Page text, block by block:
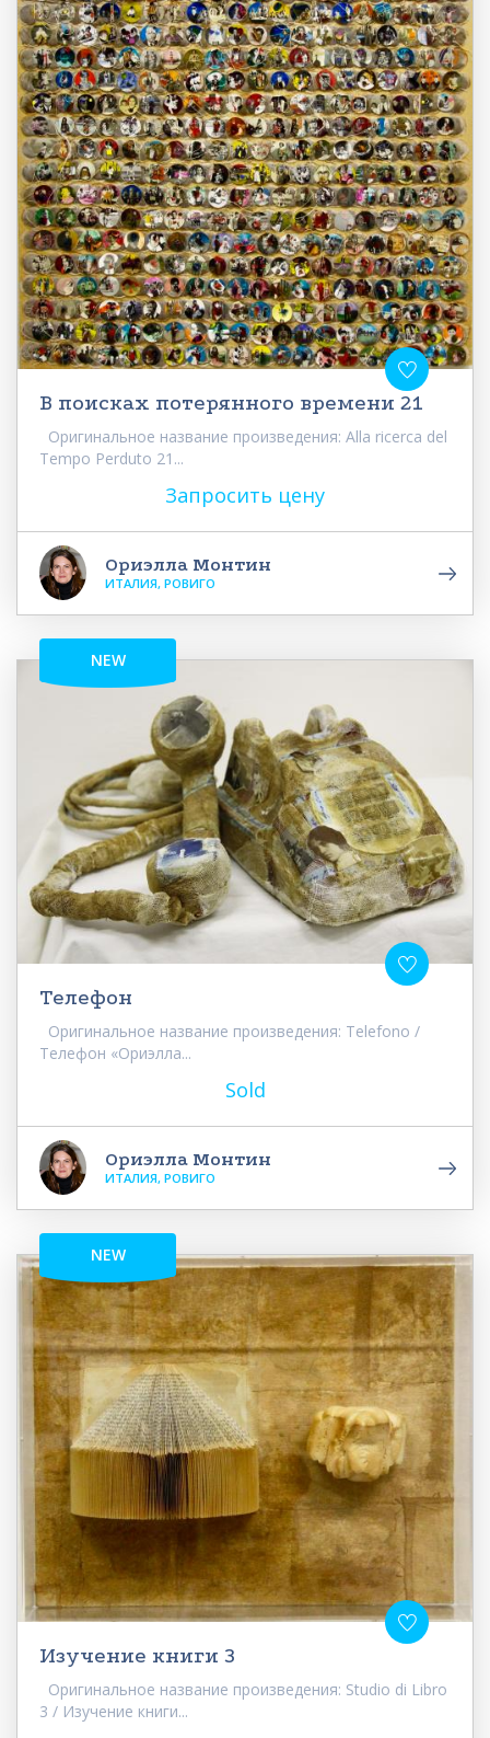
В поисках потерянного времени 21
Оригинальное название произведения: Alla ricerca del
Tempo Perduto 21...
Запросить цену
Ориэлла Монтин
ИТАЛИЯ, РОВИГО
NEW
Телефон
Оригинальное название произведения: Telefono /
Телефон «Ориэлла...
Sold
Ориэлла Монтин
ИТАЛИЯ, РОВИГО
NEW
Изучение книги 3
Оригинальное название произведения: Studio di Libro
3 / Изучение книги...